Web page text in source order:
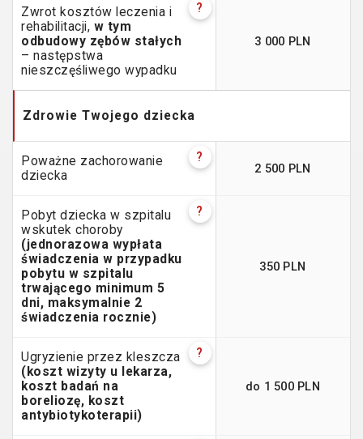
Zwrot kosztów leczenia i
rehabilitacji, w tym
odbudowy zębów stałych
– następstwa
nieszczęśliwego wypadku
?
3 000 PLN
Zdrowie Twojego dziecka
Poważne zachorowanie
dziecka
?
2 500 PLN
Pobyt dziecka w szpitalu
wskutek choroby
(jednorazowa wypłata
świadczenia w przypadku
pobytu w szpitalu
trwającego minimum 5
dni, maksymalnie 2
świadczenia rocznie)
?
350 PLN
Ugryzienie przez kleszcza
(koszt wizyty u lekarza,
koszt badań na
boreliozę, koszt
antybiotykoterapii)
?
do 1 500 PLN